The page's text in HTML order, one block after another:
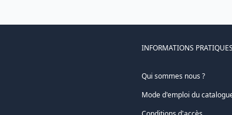
INFORMATIONS PRATIQUES
Qui sommes nous ?
Mode d'emploi du